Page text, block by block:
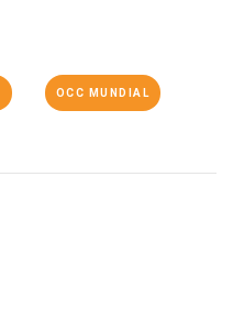
OCC MUNDIAL